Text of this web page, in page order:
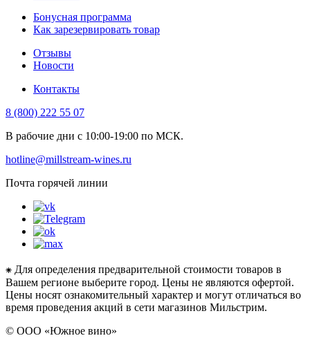
Бонусная программа
Как зарезервировать товар
Отзывы
Новости
Контакты
8 (800) 222 55 07
В рабочие дни с 10:00-19:00 по МСК.
hotline@millstream-wines.ru
Почта горячей линии
⁕ Для определения предварительной стоимости товаров в
Вашем регионе выберите город. Цены не являются офертой.
Цены носят ознакомительный характер и могут отличаться во
время проведения акций в сети магазинов Мильстрим.
© ООО «Южное вино»